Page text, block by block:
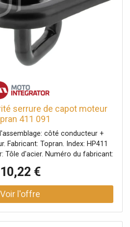
serrure de capot moteur
411 091
côté conducteur +
Fabricant: Topran. Index: HP411
Tôle d'acier. Numéro du fabricant:
10,22 €